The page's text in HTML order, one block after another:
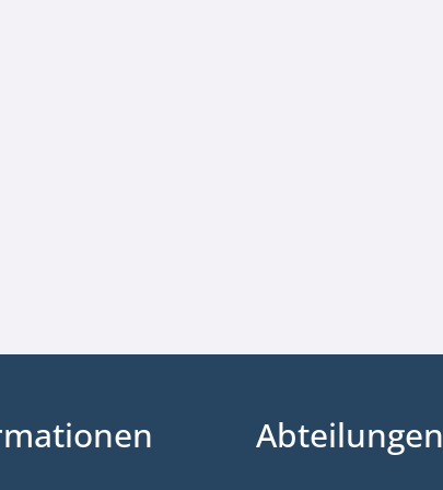
Abteilungen